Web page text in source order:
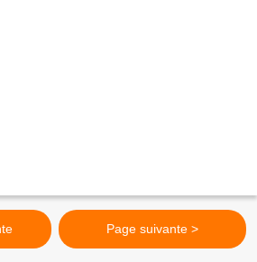
Page suivante >